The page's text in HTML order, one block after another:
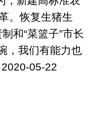
。恢复生猪生
和“菜篮子”市长
，我们有能力也
05-22